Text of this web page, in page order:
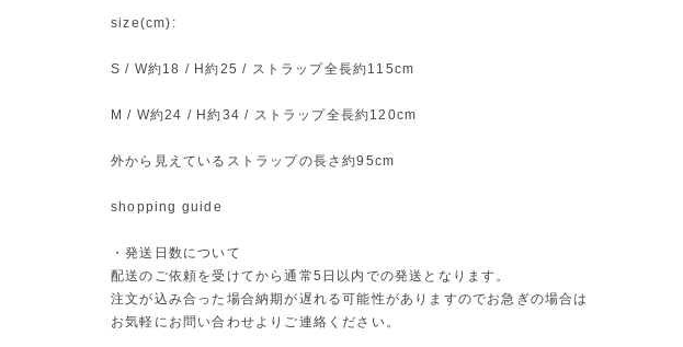
size(cm):
S / W約18 / H約25 / ストラップ全長約115cm
M / W約24 / H約34 / ストラップ全長約120cm
外から見えているストラップの長さ約95cm
shopping guide
・発送日数について
配送のご依頼を受けてから通常5日以内での発送となります。
注文が込み合った場合納期が遅れる可能性がありますのでお急ぎの場合は
お気軽にお問い合わせよりご連絡ください。